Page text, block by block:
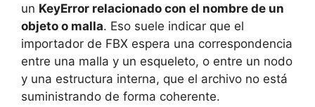
un KeyError relacionado con el nombre de un
objeto o malla. Eso suele indicar que el
importador de FBX espera una correspondencia
entre una malla y un esqueleto, o entre un nodo
y una estructura interna, que el archivo no está
suministrando de forma coherente.